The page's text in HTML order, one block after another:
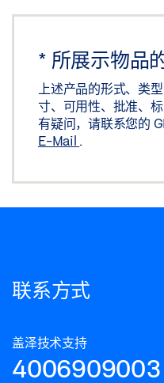
* 所展示物品
上述产品的形式、类
寸、可用性、批准、
有疑问，请联系您的
E-Mail
联系方式
盖泽技术支持
4006909003